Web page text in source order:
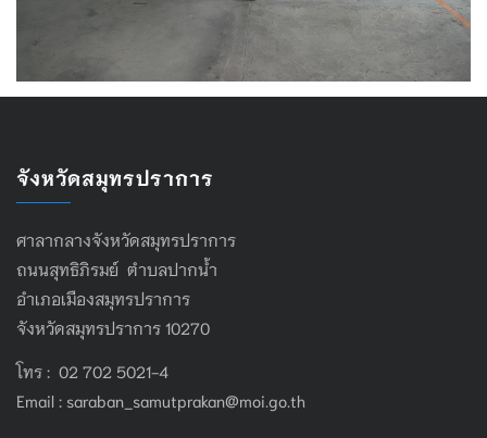
จังหวัดสมุทรปราการ
ศาลากลางจังหวัดสมุทรปราการ
ถนนสุทธิภิรมย์ ตำบลปากน้ำ
อำเภอเมืองสมุทรปราการ
จังหวัดสมุทรปราการ 10270
โทร : 02 702 5021-4
Email : saraban_samutprakan@moi.go.th